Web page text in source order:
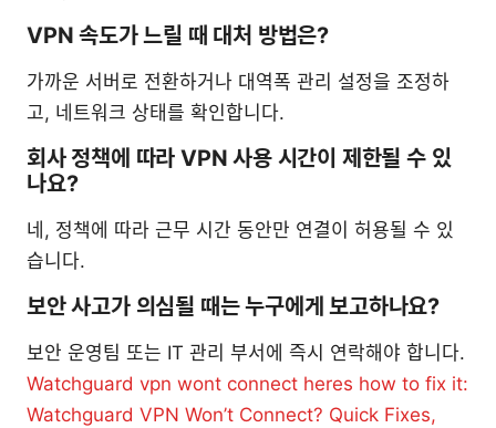
VPN 속도가 느릴 때 대처 방법은?
가까운 서버로 전환하거나 대역폭 관리 설정을 조정하
고, 네트워크 상태를 확인합니다.
회사 정책에 따라 VPN 사용 시간이 제한될 수 있
나요?
네, 정책에 따라 근무 시간 동안만 연결이 허용될 수 있
습니다.
보안 사고가 의심될 때는 누구에게 보고하나요?
보안 운영팀 또는 IT 관리 부서에 즉시 연락해야 합니다.
Watchguard vpn wont connect heres how to fix it:
Watchguard VPN Won’t Connect? Quick Fixes,